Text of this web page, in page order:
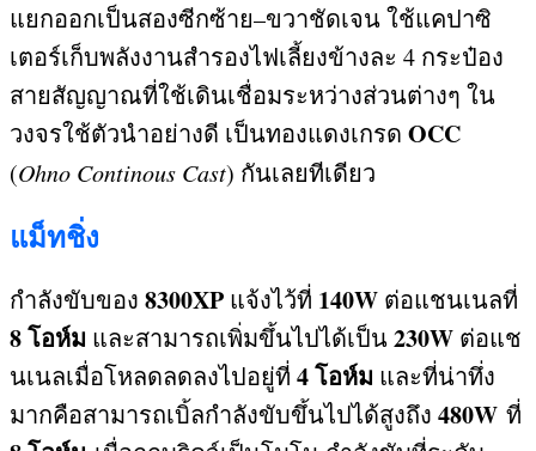
แยกออกเป็นสองซีกซ้าย–ขวาชัดเจน ใช้แคปาซิ
เตอร์เก็บพลังงานสำรองไฟเลี้ยงข้างละ 4 กระป๋อง
สายสัญญาณที่ใช้เดินเชื่อมระหว่างส่วนต่างๆ ใน
วงจรใช้ตัวนำอย่างดี เป็นทองแดงเกรด OCC
(Ohno Continous Cast) กันเลยทีเดียว
แม็ทชิ่ง
กำลังขับของ 8300XP แจ้งไว้ที่ 140W ต่อแชนเนลที่
8โอห์ม และสามารถเพิ่มขึ้นไปได้เป็น230W ต่อแช
นเนลเมื่อโหลดลดลงไปอยู่ที่ 4โอห์ม และที่น่าทึ่ง
มากคือสามารถเบิ้ลกำลังขับขึ้นไปได้สูงถึง 480W ที่